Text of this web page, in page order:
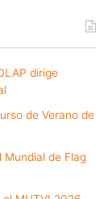
dirige
de Verano de
Mundial de Flag